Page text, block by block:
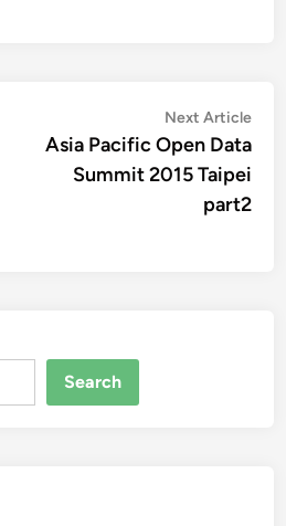
Next Article
Asia Pacific Open Data
Summit 2015 Taipei
part2
Search